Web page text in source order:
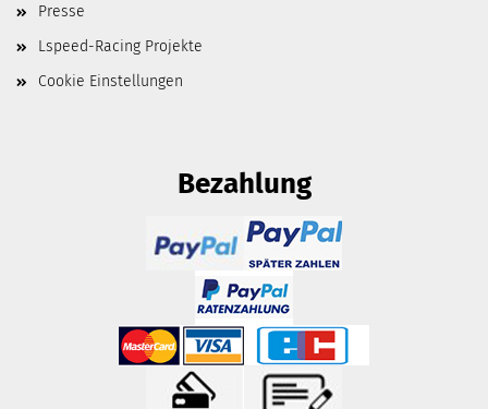
Presse
Lspeed-Racing Projekte
Cookie Einstellungen
Bezahlung